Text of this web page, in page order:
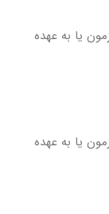
مرکز آزمون یا به عهده
مرکز آزمون یا به عهده